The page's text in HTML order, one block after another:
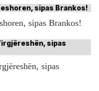
sipas Brankos!
sipas